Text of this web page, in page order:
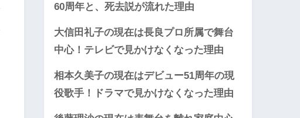
60周年と、死去説が流れた理由
大信田礼子の現在は長良プロ所属で舞台
中心！テレビで見かけなくなった理由
相本久美子の現在はデビュー51周年の現
役歌手！ドラマで見かけなくなった理由